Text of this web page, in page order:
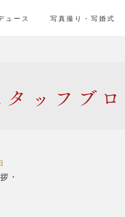
ュース 写真撮り・写婚式
・